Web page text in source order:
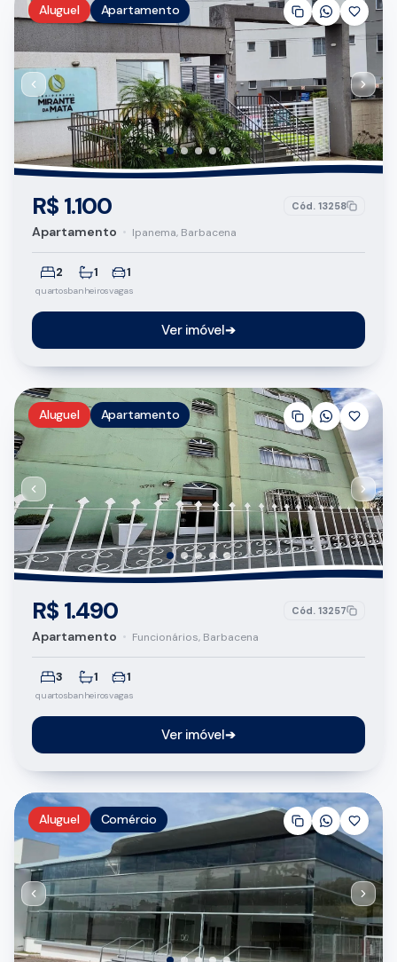
Aluguel Apartamento
R$ 1.100 Cód. 13258
Apartamento • Ipanema, Barbacena
2
quartos
1
banheiros
1
vagas
Ver imóvel➔
Aluguel Apartamento
R$ 1.490 Cód. 13257
Apartamento • Funcionários, Barbacena
3
quartos
1
banheiros
1
vagas
Ver imóvel➔
Aluguel Comércio